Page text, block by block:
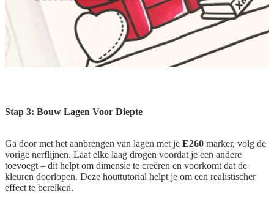
Stap 3: Bouw Lagen Voor Diepte
Ga door met het aanbrengen van lagen met je E260 marker, volg de
vorige nerflijnen. Laat elke laag drogen voordat je een andere
toevoegt – dit helpt om dimensie te creëren en voorkomt dat de
kleuren doorlopen. Deze houttutorial helpt je om een realistischer
effect te bereiken.